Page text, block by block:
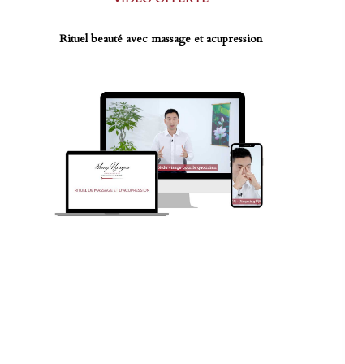
Rituel beauté avec massage et acupression